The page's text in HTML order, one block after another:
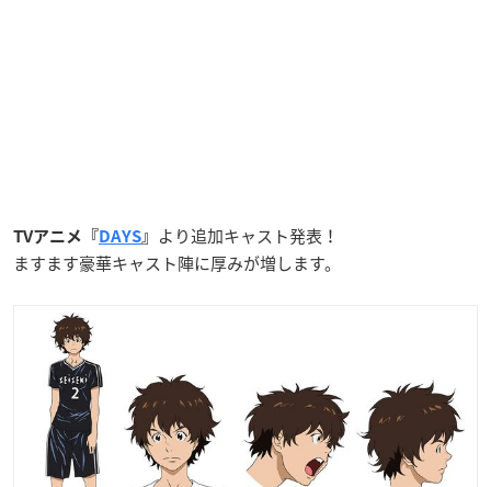
TVアニメ『DAYS 』
より追加キャスト発表！
ますます豪華キャスト陣に厚みが増します。